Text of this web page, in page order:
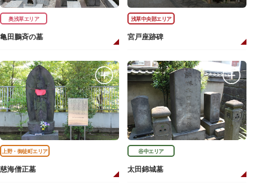
奥浅草エリア
亀田鵬斉の墓
浅草中央部エリア
宮戸座跡碑
上野・御徒町エリア
慈海僧正墓
谷中エリア
太田錦城墓